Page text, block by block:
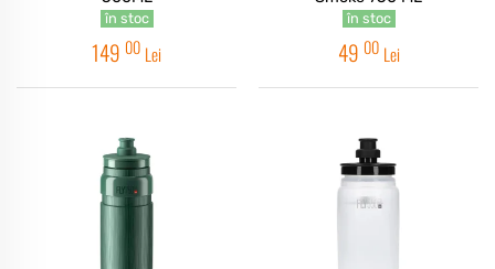
în stoc
149 00 Lei
în stoc
49 00 Lei